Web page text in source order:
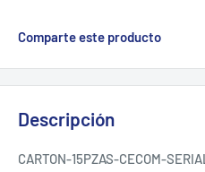
Comparte este producto
Descripción
CARTON-15PZAS-CECOM-